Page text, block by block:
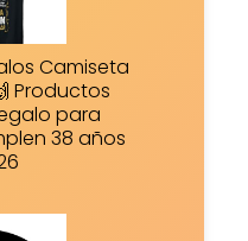
Camiseta
Productos
para
38 años